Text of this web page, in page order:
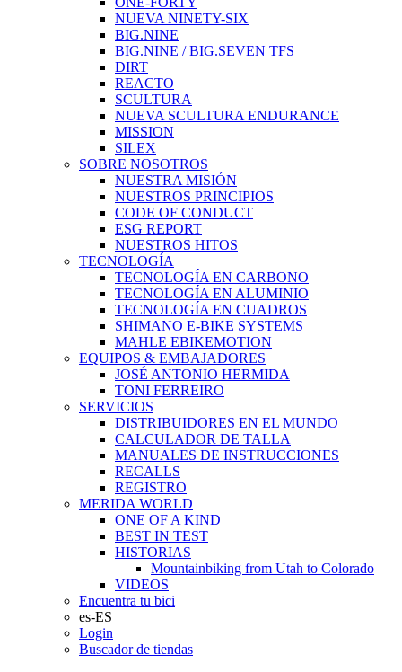
NUEVA NINETY-SIX
BIG.NINE
BIG.NINE / BIG.SEVEN TFS
DIRT
REACTO
SCULTURA
NUEVA SCULTURA ENDURANCE
MISSION
SILEX
SOBRE NOSOTROS
NUESTRA MISIÓN
NUESTROS PRINCIPIOS
CODE OF CONDUCT
ESG REPORT
NUESTROS HITOS
TECNOLOGÍA
TECNOLOGÍA EN CARBONO
TECNOLOGÍA EN ALUMINIO
TECNOLOGÍA EN CUADROS
SHIMANO E-BIKE SYSTEMS
MAHLE EBIKEMOTION
EQUIPOS & EMBAJADORES
JOSÉ ANTONIO HERMIDA
TONI FERREIRO
SERVICIOS
DISTRIBUIDORES EN EL MUNDO
CALCULADOR DE TALLA
MANUALES DE INSTRUCCIONES
RECALLS
REGISTRO
MERIDA WORLD
ONE OF A KIND
BEST IN TEST
HISTORIAS
Mountainbiking from Utah to Colorado
VIDEOS
Encuentra tu bici
es-ES
Login
Buscador de tiendas